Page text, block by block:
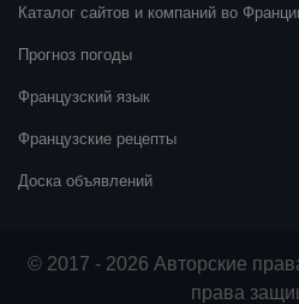
Каталог сайтов и компаний во
Прогноз погоды
Французский язык
Французские рецепты
Доска объявлений
© 2017 - 2026 Авторские
права